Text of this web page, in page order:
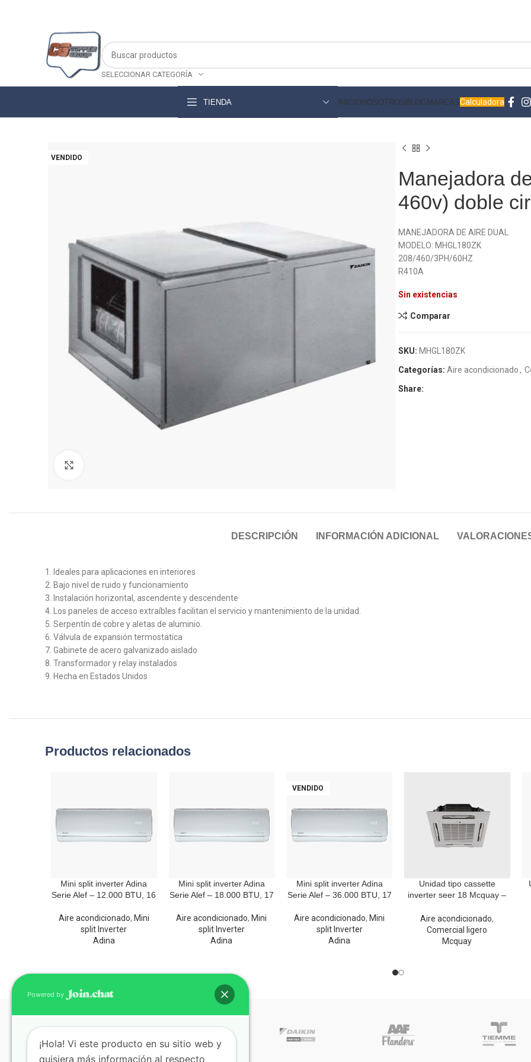
SELECCIONAR CATEGORÍA
TIENDA INICIONOSOTROSBLOGMARCASCalculadora
VENDIDO
Manejadora
460v) doble
MANEJADORA DE AIRE DUAL
MODELO: MHGL180ZK
208/460/3PH/60HZ
R410A
Sin existencias
Comparar
SKU: MHGL180ZK
Categorías: Aire acondicionado,
Share:
DESCRIPCIÓN INFORMACIÓN ADICIONAL
1. Ideales para aplicaciones en interiores
2. Bajo nivel de ruido y funcionamiento
3. Instalación horizontal, ascendente y descendente
4. Los paneles de acceso extraíbles facilitan el servicio y mantenimiento de la unidad.
5. Serpentín de cobre y aletas de aluminio.
6. Válvula de expansión termostatica
7. Gabinete de acero galvanizado aislado
8. Transformador y relay instalados
9. Hecha en Estados Unidos
Productos relacionados
Mini split inverter Adina
Serie Alef – 12.000 BTU, 16
Aire acondicionado, Mini
split Inverter
Adina
Mini split inverter Adina
Serie Alef – 18.000 BTU, 17
Aire acondicionado, Mini
split Inverter
Adina
VENDIDO
Mini split inverter Adina
Serie Alef – 36.000 BTU, 17
Aire acondicionado, Mini
split Inverter
Adina
Unidad tipo cassette
inverter seer 18 Mcquay –
Aire acondicionado,
Comercial ligero
Mcquay
Powered by
¡Hola! Vi este producto en su sitio web y
quisiera más información al respecto